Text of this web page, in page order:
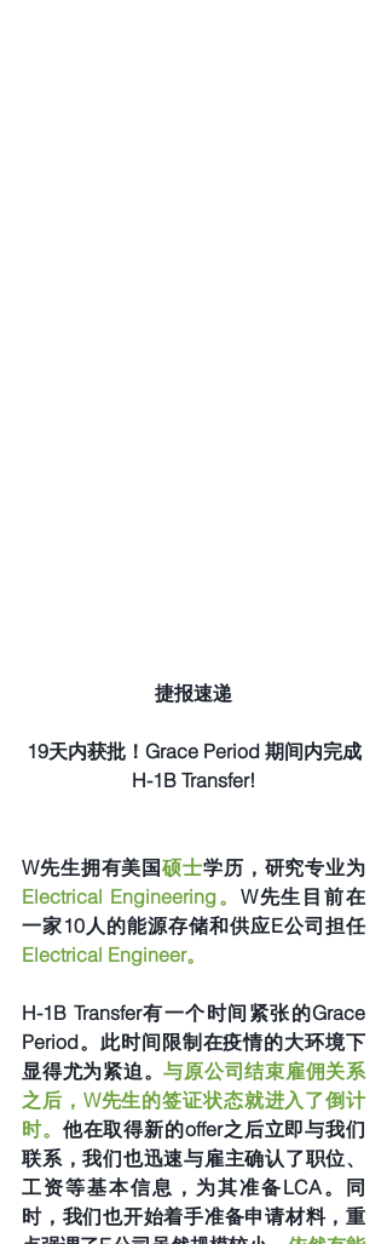
捷报速递
19天内获批！Grace Period 期间内完成
H-1B Transfer!
W先生拥有美国硕士学历，研究专业为
Electrical Engineering。 W先生目前在
一家10人的能源存储和供应E公司担任
Electrical Engineer。
H-1B Transfer有一个时间紧张的Grace
Period。此时间限制在疫情的大环境下
显得尤为紧迫。与原公司结束雇佣关系
之后，W先生的签证状态就进入了倒计
时。 他在取得新的offer之后立即与我们
联系，我们也迅速与雇主确认了职位、
工资等基本信息，为其准备LCA。同
时，我们也开始着手准备申请材料，重